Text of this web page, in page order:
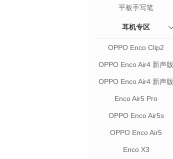
平板手写笔
耳机专区
OPPO Enco Clip2
OPPO Enco Air4 新声版
OPPO Enco Air4 新声版
Enco Air5 Pro
OPPO Enco Air5s
OPPO Enco Air5
Enco X3